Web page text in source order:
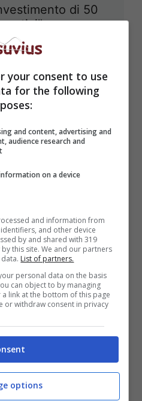
di 50
ecco le
più
Cani
Hai 30
un
your consent to use
for the following
and content, advertising and
audience research and
on a device
and information from
and other device
by and shared with 319
this site. We and our partners
List of partners.
personal data on the basis
can object to by managing
link at the bottom of this page
or withdraw consent in privacy
options